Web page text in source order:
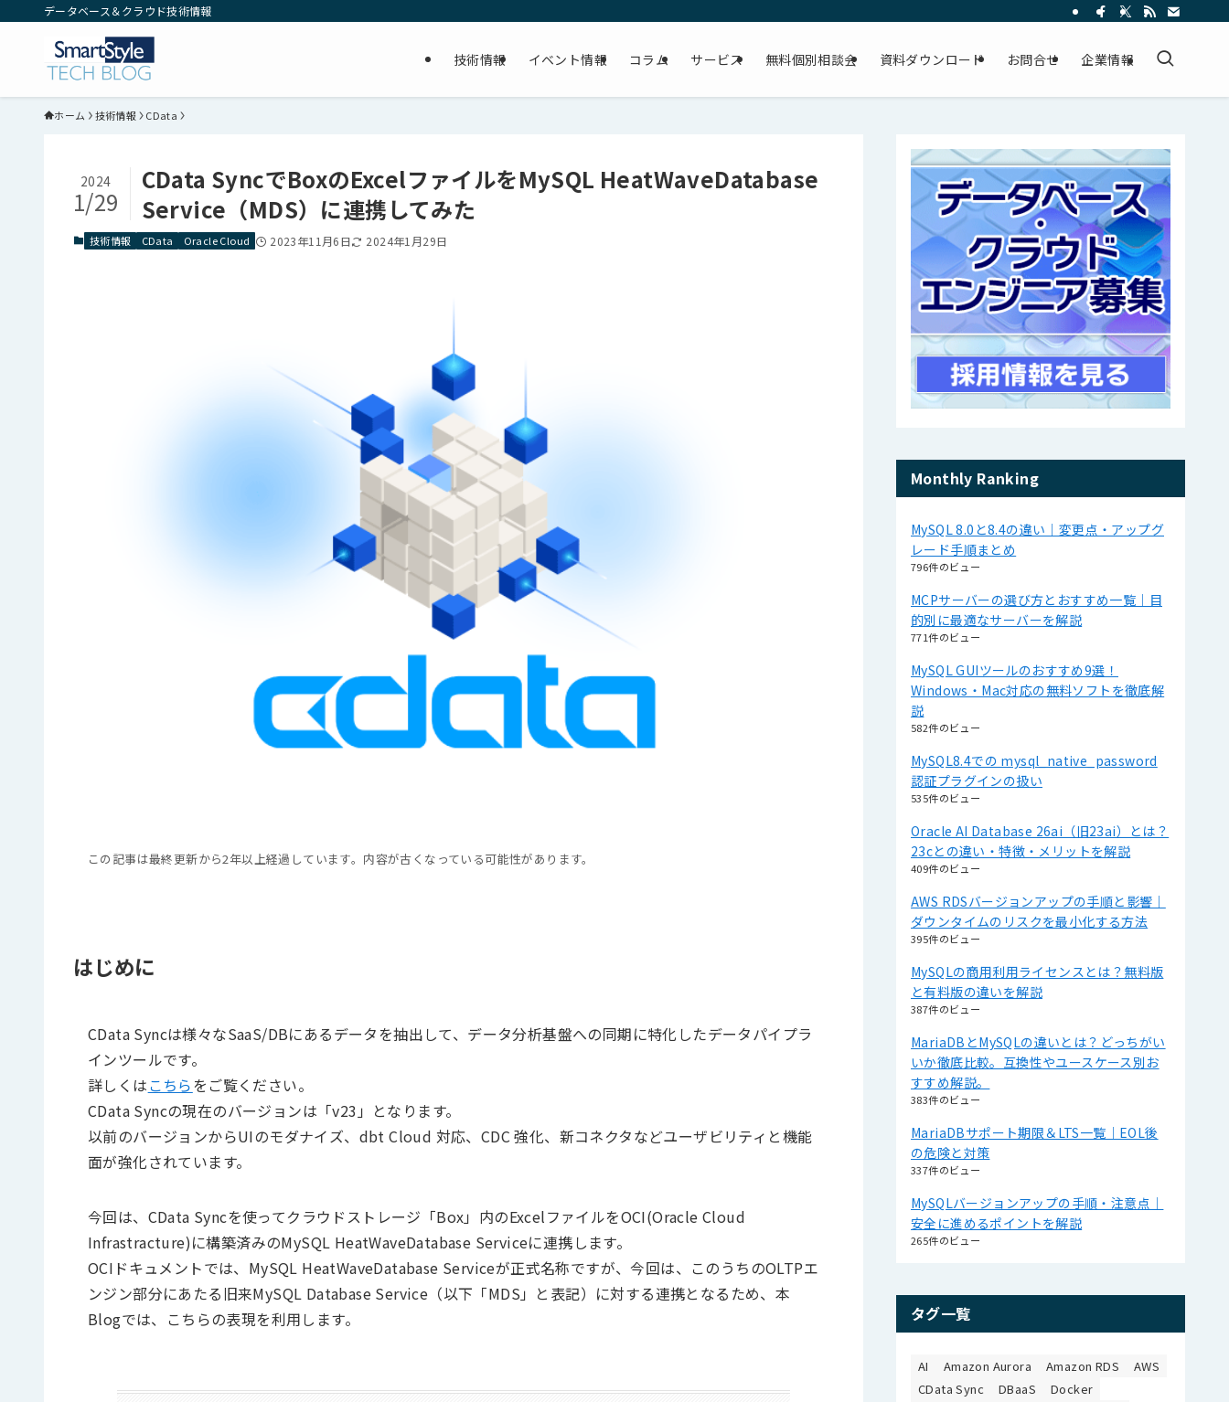
データベース＆クラウド技術情報
技術情報 イベント情報 コラム サービス 無料個別相談会 資料ダウンロード お問合せ 企業情報
ホーム 技術情報 CData
CData SyncでBoxのExcelファイルをMySQL HeatWaveDatabase
Service（MDS）に連携してみた
2024
1/29
技術情報 CData Oracle Cloud 2023年11月6日 2024年1月29日
この記事は最終更新から2年以上経過しています。内容が古くなっている可能性があります。
はじめに
CData Syncは様々なSaaS/DBにあるデータを抽出して、データ分析基盤への同期に特化したデータパイプラ
インツールです。
詳しくはこちらをご覧ください。
CData Syncの現在のバージョンは「v23」となります。
以前のバージョンからUIのモダナイズ、dbt Cloud 対応、CDC 強化、新コネクタなどユーザビリティと機能
面が強化されています。
今回は、CData Syncを使ってクラウドストレージ「Box」内のExcelファイルをOCI(Oracle Cloud
Infrastracture)に構築済みのMySQL HeatWaveDatabase Serviceに連携します。
OCIドキュメントでは、MySQL HeatWaveDatabase Serviceが正式名称ですが、今回は、このうちのOLTPエ
ンジン部分にあたる旧来MySQL Database Service（以下「MDS」と表記）に対する連携となるため、本
Blogでは、こちらの表現を利用します。
Monthly Ranking
MySQL 8.0と8.4の違い｜変更点・アップグ
レード手順まとめ
796件のビュー
MCPサーバーの選び方とおすすめ一覧｜目
的別に最適なサーバーを解説
771件のビュー
MySQL GUIツールのおすすめ9選！
Windows・Mac対応の無料ソフトを徹底解
説
582件のビュー
MySQL8.4での mysql_native_password
認証プラグインの扱い
535件のビュー
Oracle AI Database 26ai（旧23ai）とは？
23cとの違い・特徴・メリットを解説
409件のビュー
AWS RDSバージョンアップの手順と影響｜
ダウンタイムのリスクを最小化する方法
395件のビュー
MySQLの商用利用ライセンスとは？無料版
と有料版の違いを解説
387件のビュー
MariaDBとMySQLの違いとは？どっちがい
いか徹底比較。互換性やユースケース別お
すすめ解説。
383件のビュー
MariaDBサポート期限＆LTS一覧｜EOL後
の危険と対策
337件のビュー
MySQLバージョンアップの手順・注意点｜
安全に進めるポイントを解説
265件のビュー
タグ一覧
AI Amazon Aurora Amazon RDS
AWS
CData Sync
DBaaS
Docker